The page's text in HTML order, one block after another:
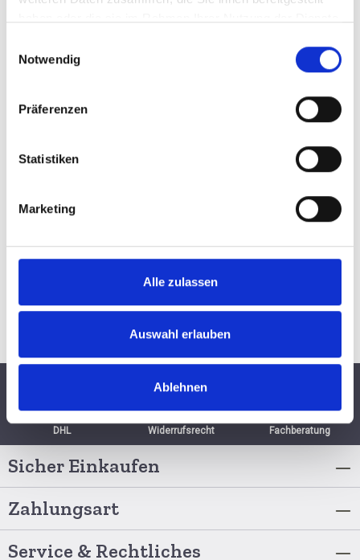
Notwendig
Präferenzen
Statistiken
Marketing
Alle zulassen
Auswahl erlauben
Ablehnen
Brunello di Montalcino,
DOCG Toscana
(74,67 € / 1 Liter)
56,00 €
BESTELLEN
DHL
Widerrufsrecht
Fachberatung
Sicher Einkaufen
Zahlungsart
Service & Rechtliches